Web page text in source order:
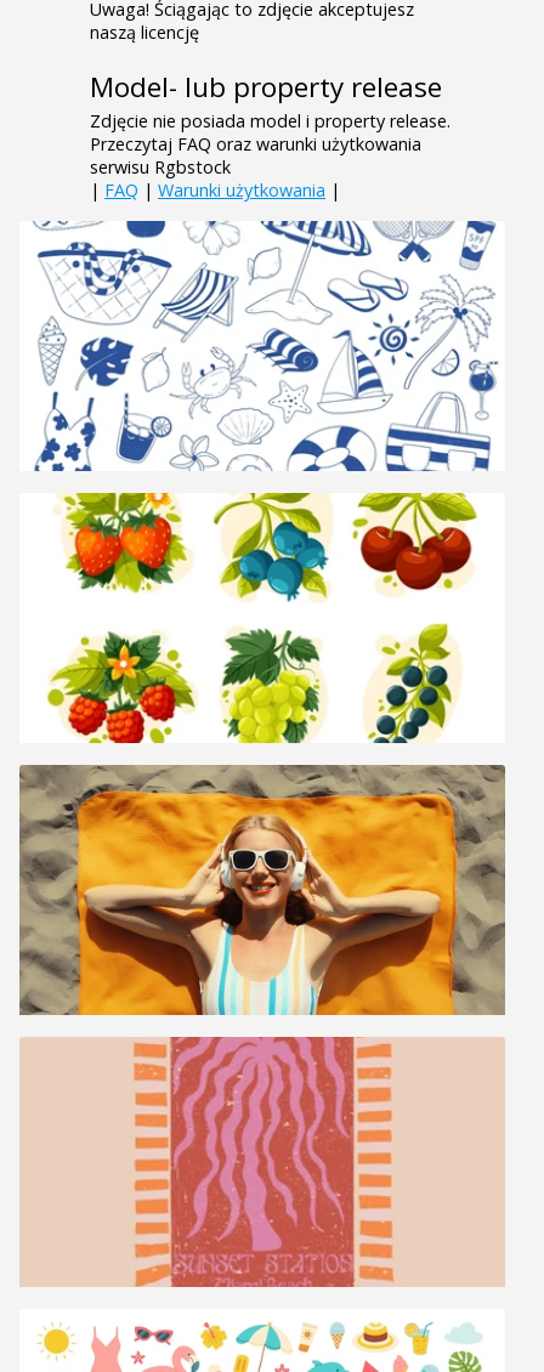
Uwaga! Ściągając to zdjęcie akceptujesz
naszą licencję
Model- lub property release
Zdjęcie nie posiada model i property release.
Przeczytaj FAQ oraz warunki użytkowania
serwisu Rgbstock
| FAQ | Warunki użytkowania |